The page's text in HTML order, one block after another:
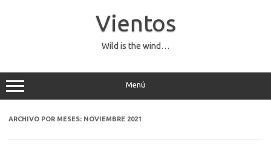
Vientos
Wild is the wind…
Menú
ARCHIVO POR MESES: NOVIEMBRE 2021